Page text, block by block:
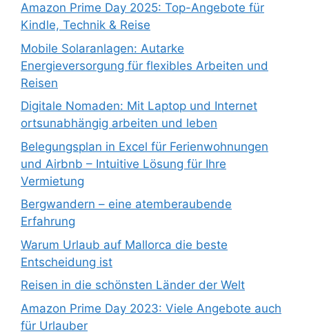
Amazon Prime Day 2025: Top-Angebote für
Kindle, Technik & Reise
Mobile Solaranlagen: Autarke
Energieversorgung für flexibles Arbeiten und
Reisen
Digitale Nomaden: Mit Laptop und Internet
ortsunabhängig arbeiten und leben
Belegungsplan in Excel für Ferienwohnungen
und Airbnb – Intuitive Lösung für Ihre
Vermietung
Bergwandern – eine atemberaubende
Erfahrung
Warum Urlaub auf Mallorca die beste
Entscheidung ist
Reisen in die schönsten Länder der Welt
Amazon Prime Day 2023: Viele Angebote auch
für Urlauber